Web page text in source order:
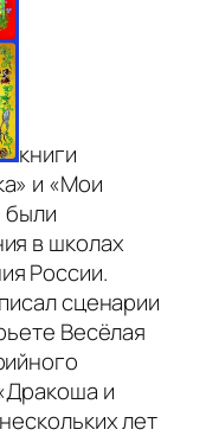
книги
и «Мои
были
в школах
России.
сценарии
Весёлая
и
лет